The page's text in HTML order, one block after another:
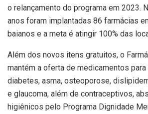
o relançamento do programa em 2023.
anos foram implantadas 86 farmácias
baianos e a meta é atingir 100% das
Além dos novos itens gratuitos, o
mantém a oferta de medicamentos
diabetes, asma, osteoporose,
e glaucoma, além de contraceptivos,
higiênicos pelo Programa Dignidade